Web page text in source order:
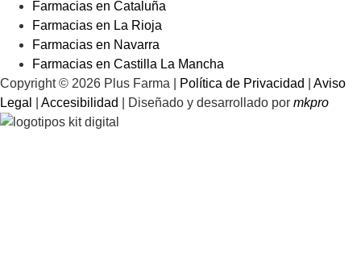
Farmacias en Cataluña
Farmacias en La Rioja
Farmacias en Navarra
Farmacias en Castilla La Mancha
Copyright © 2026 Plus Farma |
Política de Privacidad
Aviso
Legal
Accesibilidad | Diseñado y desarrollado por mkpro